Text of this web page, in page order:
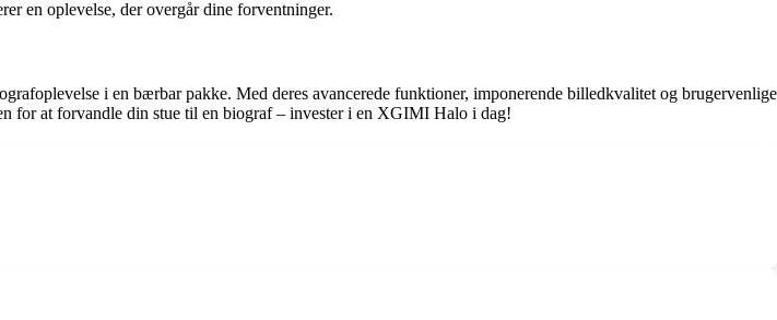
en oplevelse, der overgår dine forventninger.
i en bærbar pakke. Med deres avancerede funktioner, imponerende billedkvalitet og brugervenlige
for at forvandle din stue til en biograf – invester i en XGIMI Halo i dag!